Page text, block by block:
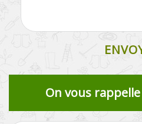
On vous